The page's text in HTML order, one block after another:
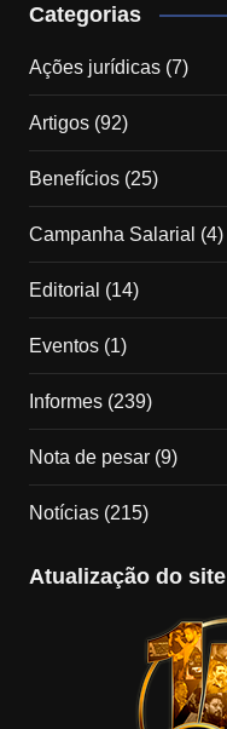
Categorias
Ações jurídicas(7)
Artigos(92)
Benefícios(25)
Campanha Salarial (4)
Editorial (14)
Eventos(1)
Informes(239)
Nota de pesar(9)
Notícias(215)
Atualização do site